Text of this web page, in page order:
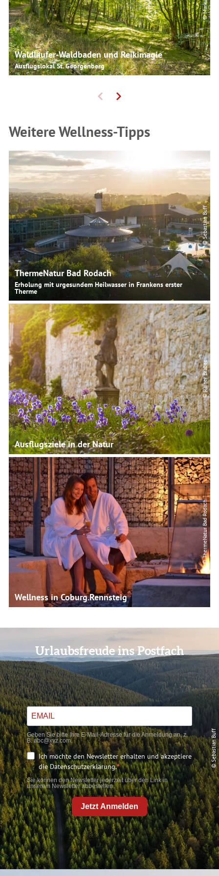
Waldläufer-Waldbaden und Reikimagie
Ausflugslokal St. Georgenberg
Weitere Wellness-Tipps
ThermeNatur Bad Rodach
Erholung mit urgesundem Heilwasser in Frankens erster
Therme
© Sebastian Buff
Ausflugsziele in der Natur
© Rainer Brabec
Wellness in Coburg.Rennsteig
© ThermeNatur Bad Rodach
© Sebastian Buff
Urlaubsfreude ins Postfach
Geben Sie bitte Ihre E-Mail-Adresse für die Anmeldung an, z.
B. abc@xyz.com.
Ich möchte den Newsletter erhalten und akzeptiere
die Datenschutzerklärung.
Sie können den Newsletter jederzeit über den Link in
unserem Newsletter abbestellen.
Jetzt Anmelden